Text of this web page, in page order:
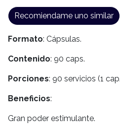
Recomiendame uno similar
Formato: Cápsulas.
Contenido: 90 caps.
Porciones: 90 servicios (1
Beneficios:
Gran poder estimulante.